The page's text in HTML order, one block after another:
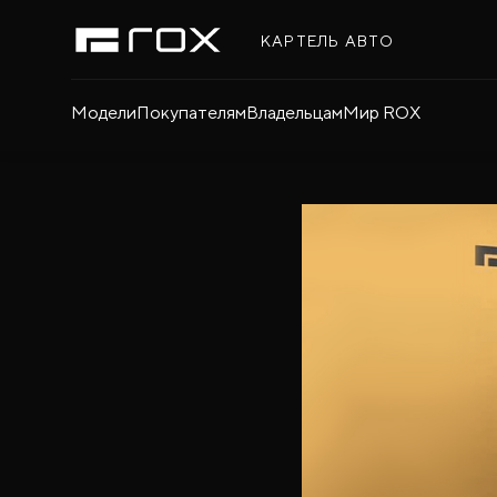
КАРТЕЛЬ АВТО
МоделиПокупателямВладельцамМир ROX